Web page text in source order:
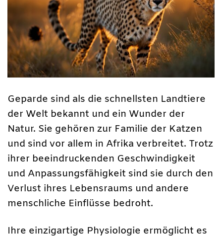
Geparde sind als die schnellsten Landtiere
der Welt bekannt und ein Wunder der
Natur. Sie gehören zur Familie der Katzen
und sind vor allem in Afrika verbreitet. Trotz
ihrer beeindruckenden Geschwindigkeit
und Anpassungsfähigkeit sind sie durch den
Verlust ihres Lebensraums und andere
menschliche Einflüsse bedroht.
Ihre einzigartige Physiologie ermöglicht es